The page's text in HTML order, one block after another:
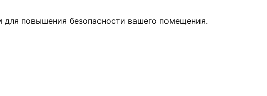
повышения безопасности вашего помещения.